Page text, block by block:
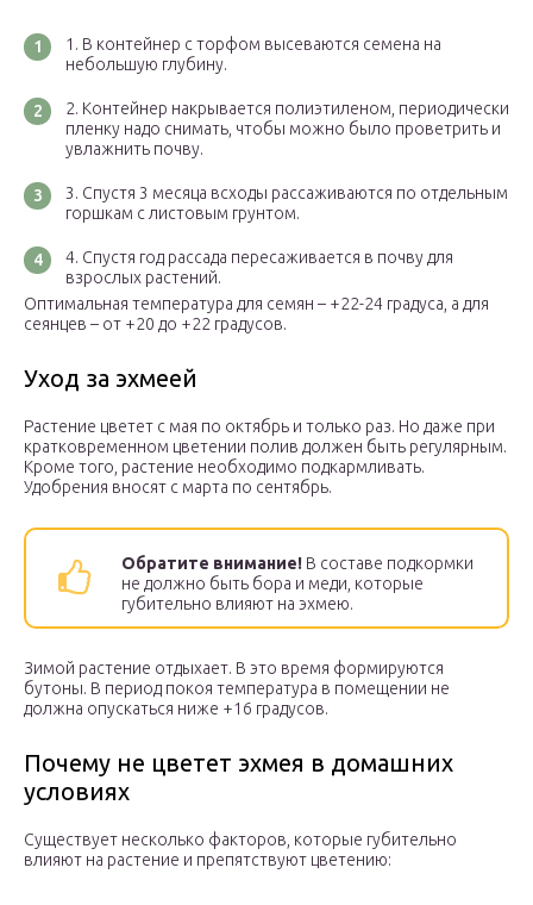
В контейнер с торфом высеваются семена на
небольшую глубину.
Контейнер накрывается полиэтиленом, периодически
пленку надо снимать, чтобы можно было проветрить и
увлажнить почву.
Спустя 3 месяца всходы рассаживаются по отдельным
горшкам с листовым грунтом.
Спустя год рассада пересаживается в почву для
взрослых растений.
Оптимальная температура для семян – +22-24 градуса, а для
сеянцев – от +20 до +22 градусов.
Уход за эхмеей
Растение цветет с мая по октябрь и только раз. Но даже при
кратковременном цветении полив должен быть регулярным.
Кроме того, растение необходимо подкармливать.
Удобрения вносят с марта по сентябрь.
Обратите внимание! В составе подкормки
не должно быть бора и меди, которые
губительно влияют на эхмею.
Зимой растение отдыхает. В это время формируются
бутоны. В период покоя температура в помещении не
должна опускаться ниже +16 градусов.
Почему не цветет эхмея в домашних
условиях
Существует несколько факторов, которые губительно
влияют на растение и препятствуют цветению: